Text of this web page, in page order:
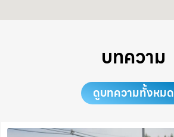
บทความ
ดูบทความทั้งหมด